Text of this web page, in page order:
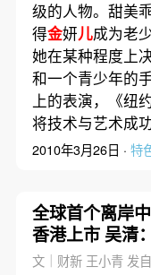
级的人物。甜美
得金妍儿成为老
她在某种程度上
和一个青少年的
上的表演，《纽
将技术与艺术成
2010年3月26日 · 特
全球首个离岸
香港上市 吴清
视频)
文｜财新 王小青 发